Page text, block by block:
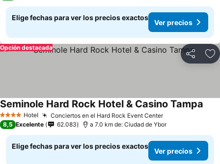
Elige fechas para ver los precios exactos
Ver precios
Compartir
Opción destacada
4 EstrellasHotel Conciertos en el Hard Rock Event Center
Seminole Hard Rock Hotel & Casino Tampa
8,5 Excelente 62.083 a 7.0 km de: Ciudad de Ybor
Elige fechas para ver los precios exactos
Ver precios